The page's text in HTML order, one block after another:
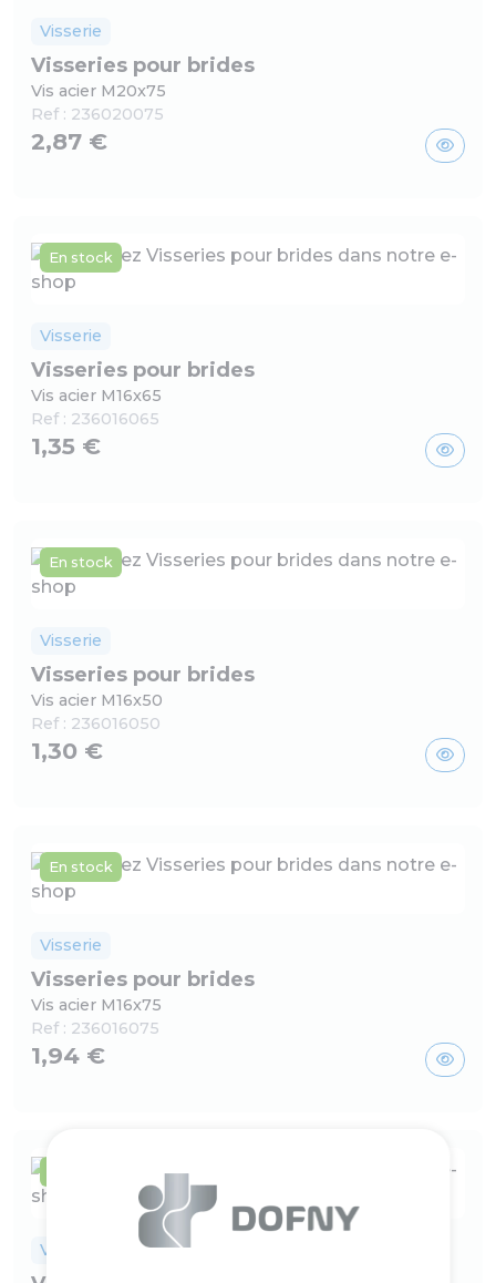
Visserie
Visseries pour brides
Vis acier M20x75
Ref : 236020075
2,87 €
En stock
Visserie
Visseries pour brides
Vis acier M16x65
Ref : 236016065
1,35 €
En stock
Visserie
Visseries pour brides
Vis acier M16x50
Ref : 236016050
1,30 €
En stock
Visserie
Visseries pour brides
Vis acier M16x75
Ref : 236016075
1,94 €
Visserie